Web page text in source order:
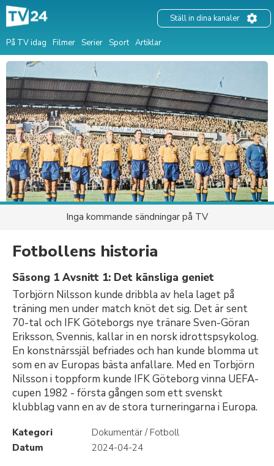
På TV idag Filmer Serier Sport Artiklar
Ställ in dina kanaler
Inga kommande sändningar på TV
Fotbollens historia
Säsong 1 Avsnitt 1: Det känsliga geniet
Torbjörn Nilsson kunde dribbla av hela laget på
träning men under match knöt det sig. Det är sent
70-tal och IFK Göteborgs nye tränare Sven-Göran
Eriksson, Svennis, kallar in en norsk idrottspsykolog.
En konstnärssjäl befriades och han kunde blomma ut
som en av Europas bästa anfallare. Med en Torbjörn
Nilsson i toppform kunde IFK Göteborg vinna UEFA-
cupen 1982 - första gången som ett svenskt
klubblag vann en av de stora turneringarna i Europa.
Kategori
Dokumentär / Fotboll
Datum
2024-04-24